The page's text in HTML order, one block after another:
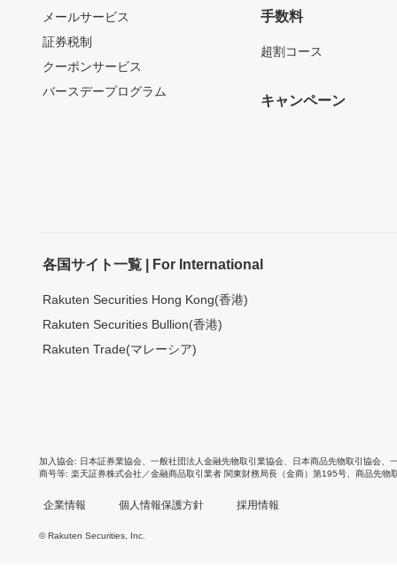
メールサービス
証券税制
クーポンサービス
バースデープログラム
手数料
超割コース
キャンペーン
各国サイト一覧 | For International
Rakuten Securities Hong Kong(香港)
Rakuten Securities Bullion(香港)
Rakuten Trade(マレーシア)
加入協会 日本証券業協会 一般社団法人金融先物取引業協会 日本商品先物取引協会
商号等 楽天証券株式会社／金融商品取引業者 関東財務局長（金商）第195号、商品先物
企業情報 個人情報保護方針 採用情報
© Rakuten Securities, Inc.